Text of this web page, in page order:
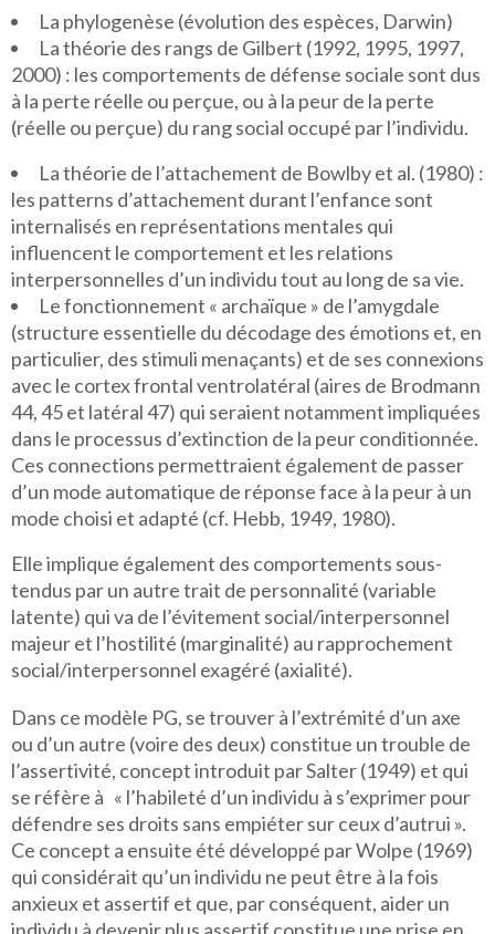
La phylogenèse (évolution des espèces, Darwin)
La théorie des rangs de Gilbert (1992, 1995, 1997,
2000) : les comportements de défense sociale sont dus
à la perte réelle ou perçue, ou à la peur de la perte
(réelle ou perçue) du rang social occupé par l’individu.
La théorie de l’attachement de Bowlby et al. (1980) :
les patterns d’attachement durant l’enfance sont
internalisés en représentations mentales qui
influencent le comportement et les relations
interpersonnelles d’un individu tout au long de sa vie.
Le fonctionnement « archaïque » de l’amygdale
(structure essentielle du décodage des émotions et, en
particulier, des stimuli menaçants) et de ses connexions
avec le cortex frontal ventrolatéral (aires de Brodmann
44, 45 et latéral 47) qui seraient notamment impliquées
dans le processus d’extinction de la peur conditionnée.
Ces connections permettraient également de passer
d’un mode automatique de réponse face à la peur à un
mode choisi et adapté (cf. Hebb, 1949, 1980).
Elle implique également des comportements sous-
tendus par un autre trait de personnalité (variable
latente) qui va de l’évitement social/interpersonnel
majeur et l’hostilité (marginalité) au rapprochement
social/interpersonnel exagéré (axialité).
Dans ce modèle PG, se trouver à l’extrémité d’un axe
ou d’un autre (voire des deux) constitue un trouble de
l’assertivité, concept introduit par Salter (1949) et qui
se réfère à « l’habileté d’un individu à s’exprimer pour
défendre ses droits sans empiéter sur ceux d’autrui ».
Ce concept a ensuite été développé par Wolpe (1969)
qui considérait qu’un individu ne peut être à la fois
anxieux et assertif et que, par conséquent, aider un